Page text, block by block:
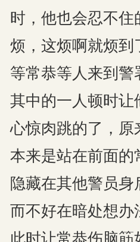
时，他也会忍不住
烦，这烦啊就烦到
等常恭等人来到警
其中的一人顿时让
心惊肉跳的了，原
本来是站在前面的
隐藏在其他警员
而不好在暗处想办